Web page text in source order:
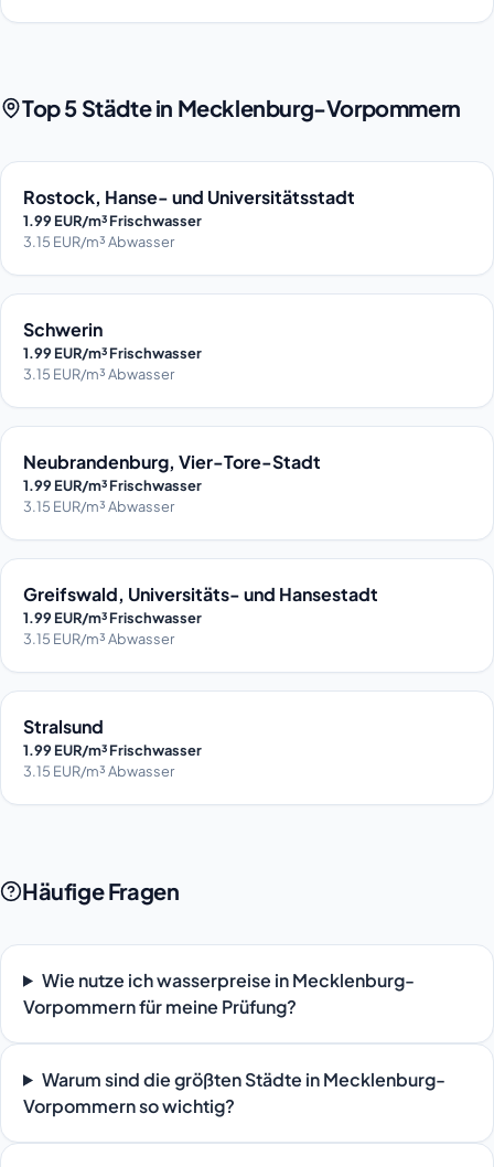
Top 5 Städte in Mecklenburg-Vorpommern
Rostock, Hanse- und Universitätsstadt
1.99 EUR/m³ Frischwasser
3.15 EUR/m³ Abwasser
Schwerin
1.99 EUR/m³ Frischwasser
3.15 EUR/m³ Abwasser
Neubrandenburg, Vier-Tore-Stadt
1.99 EUR/m³ Frischwasser
3.15 EUR/m³ Abwasser
Greifswald, Universitäts- und Hansestadt
1.99 EUR/m³ Frischwasser
3.15 EUR/m³ Abwasser
Stralsund
1.99 EUR/m³ Frischwasser
3.15 EUR/m³ Abwasser
Häufige Fragen
Wie nutze ich wasserpreise in Mecklenburg-
Vorpommern für meine Prüfung?
Warum sind die größten Städte in Mecklenburg-
Vorpommern so wichtig?